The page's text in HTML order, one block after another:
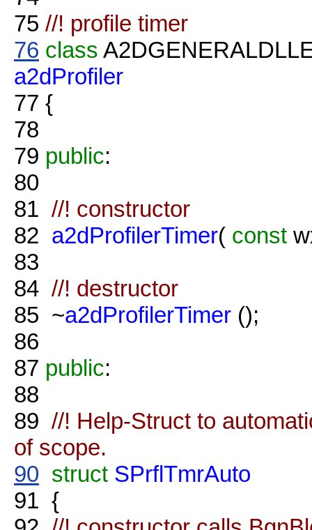
75 //! profile timer
76 class
a2dProfiler
77 {
78
79 public:
80
81 //! constructor
82 a2dProfilerTimer( const
83
84 //! destructor
85 ~a2dProfilerTimer ();
86
87 public:
88
89 //! Help-Struct to
of scope.
90 struct SPrflTmrAuto
91 {